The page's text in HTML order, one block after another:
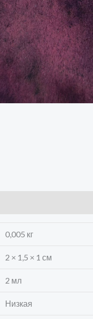
0,005 кг
2 × 1,5 × 1 см
2 мл
Низкая